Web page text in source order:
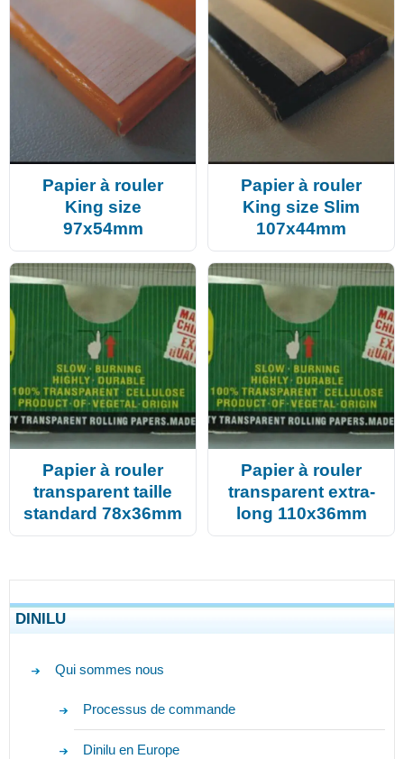
Papier à rouler
King size
97x54mm
Papier à rouler
King size Slim
107x44mm
Papier à rouler
transparent taille
standard 78x36mm
Papier à rouler
transparent extra-
long 110x36mm
DINILU
Qui sommes nous
Processus de commande
Dinilu en Europe